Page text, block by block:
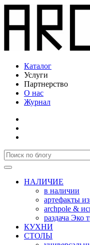
Каталог
Услуги
Партнерство
О нас
Журнал
НАЛИЧИЕ
в наличии
артефакты
archpole &
раздача Эко
КУХНИ
СТОЛЫ